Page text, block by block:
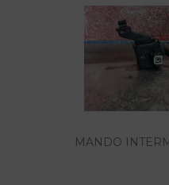
MANDO